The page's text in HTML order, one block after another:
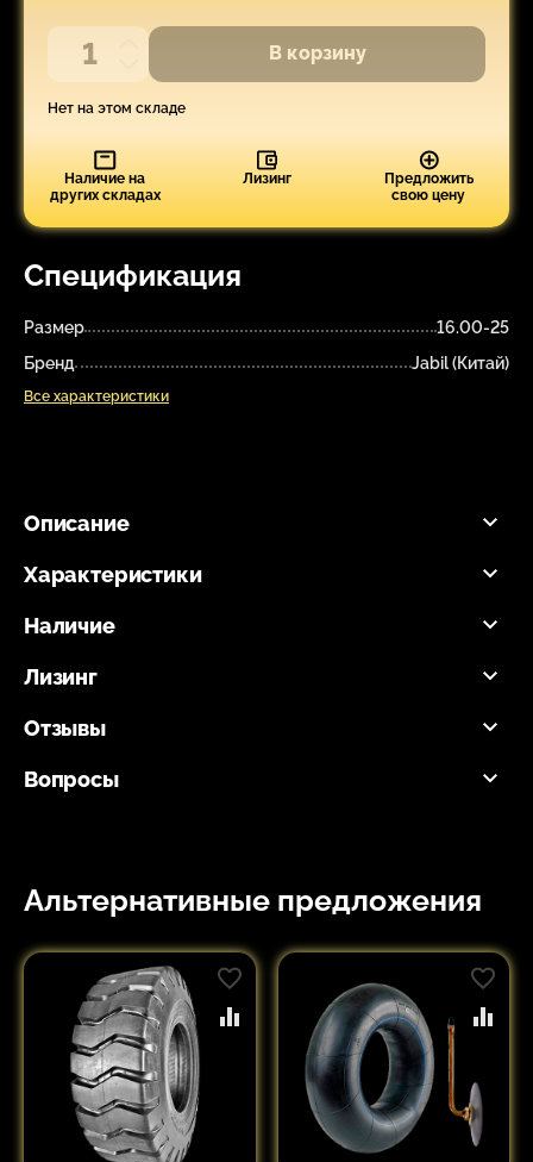
Спецификация
Размер
16.00-25
Бренд
Jabil (Китай)
Все характеристики
В корзину
Нет на этом складе
Наличие на
других складах
Лизинг
Предложить
свою цену
Описание
Характеристики
Наличие
Лизинг
Отзывы
Вопросы
Альтернативные предложения